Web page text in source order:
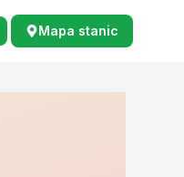
Mapa stanic